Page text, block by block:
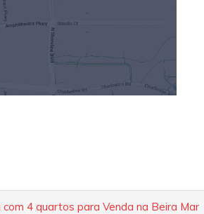
4 quartos para Venda na Beira Mar